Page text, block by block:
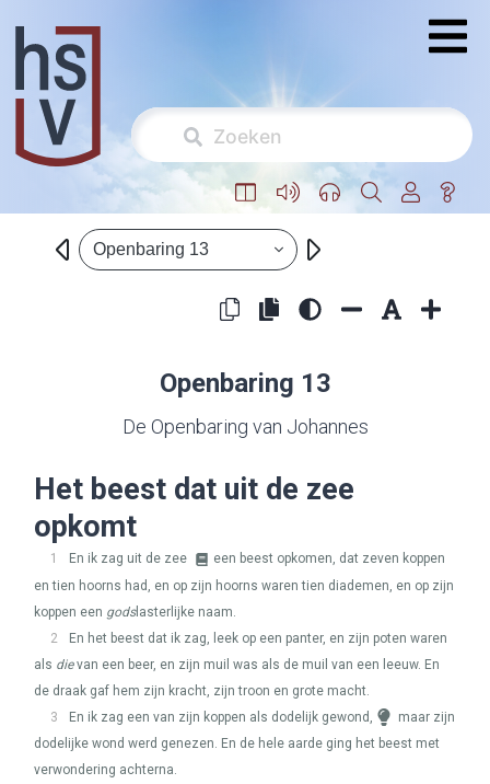
Openbaring 13
Openbaring 13
De Openbaring van Johannes
Het beest dat uit de zee
opkomt
1 En ik zag uit de zee
een beest opkomen, dat zeven koppen
en tien hoorns had, en op zijn hoorns waren tien diademen, en op zijn
koppen een godslasterlijke naam.
2
En het beest dat ik zag, leek op een panter, en zijn poten waren
als dievan een beer, en zijn muil was als de muil van een leeuw. En
de draak gaf hem zijn kracht, zijn troon en grote macht.
3
En ik zag een van zijn koppen als dodelijk gewond,
maar zijn
dodelijke wond werd genezen. En de hele aarde ging het beest met
verwondering achterna.